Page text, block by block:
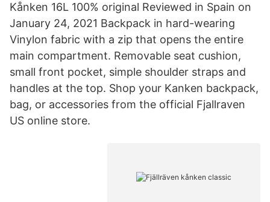
Kånken 16L 100% original Reviewed in Spain on
January 24, 2021 Backpack in hard-wearing
Vinylon fabric with a zip that opens the entire
main compartment. Removable seat cushion,
small front pocket, simple shoulder straps and
handles at the top. Shop your Kanken backpack,
bag, or accessories from the official Fjallraven
US online store.